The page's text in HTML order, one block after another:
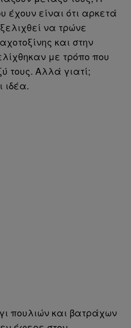
έχουν είναι ότι αρκετά
να τρώνε
και στην
με τρόπο που
τους. Αλλά γιατί;
ιδέα.
πουλιών και βατράχων